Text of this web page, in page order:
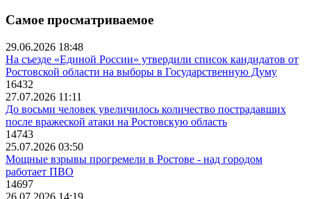
Самое просматриваемое
29.06.2026 18:48
На съезде «Единой России» утвердили список кандидатов от
Ростовской области на выборы в Государственную Думу
16432
27.07.2026 11:11
До восьми человек увеличилось количество пострадавших
после вражеской атаки на Ростовскую область
14743
25.07.2026 03:50
Мощные взрывы прогремели в Ростове - над городом
работает ПВО
14697
26.07.2026 14:19